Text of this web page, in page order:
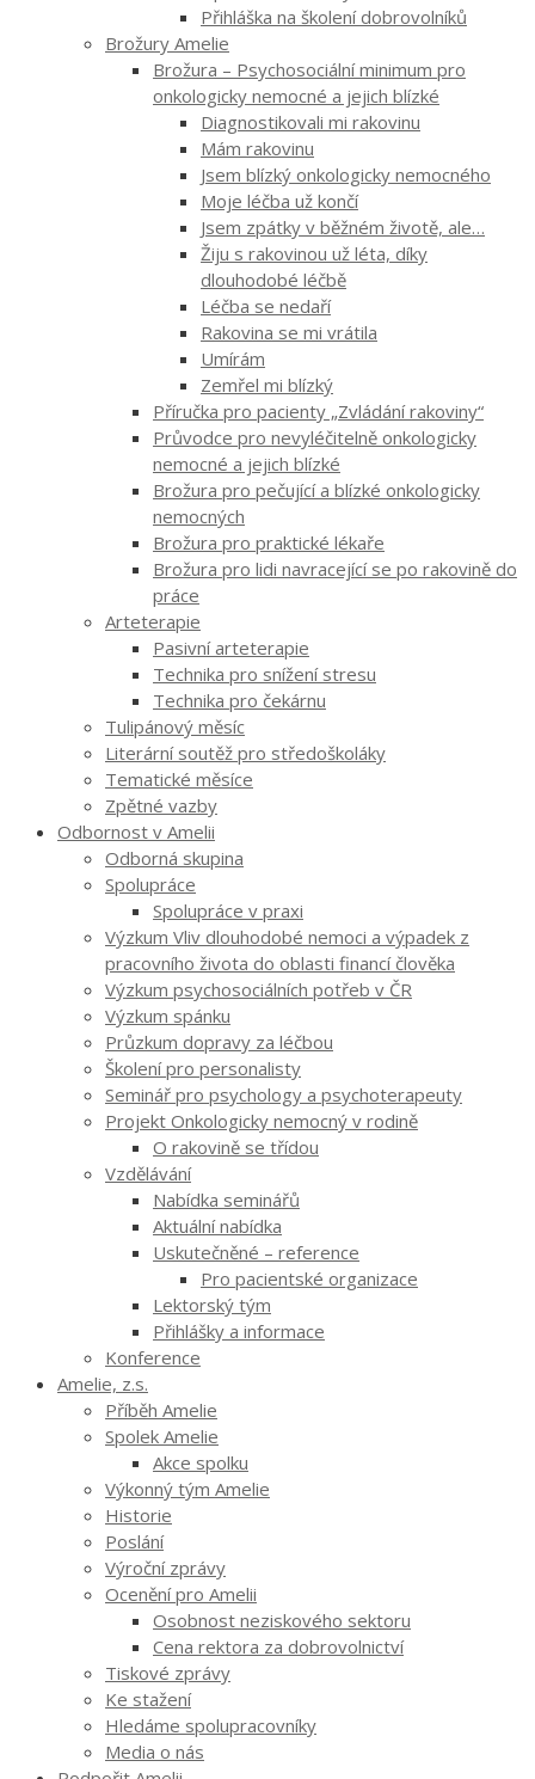
Přihláška na školení dobrovolníků
Brožury Amelie
Brožura – Psychosociální minimum pro
onkologicky nemocné a jejich blízké
Diagnostikovali mi rakovinu
Mám rakovinu
Jsem blízký onkologicky nemocného
Moje léčba už končí
Jsem zpátky v běžném životě, ale…
Žiju s rakovinou už léta, díky
dlouhodobé léčbě
Léčba se nedaří
Rakovina se mi vrátila
Umírám
Zemřel mi blízký
Příručka pro pacienty „Zvládání rakoviny“
Průvodce pro nevyléčitelně onkologicky
nemocné a jejich blízké
Brožura pro pečující a blízké onkologicky
nemocných
Brožura pro praktické lékaře
Brožura pro lidi navracející se po rakovině do
práce
Arteterapie
Pasivní arteterapie
Technika pro snížení stresu
Technika pro čekárnu
Tulipánový měsíc
Literární soutěž pro středoškoláky
Tematické měsíce
Zpětné vazby
Odbornost v Amelii
Odborná skupina
Spolupráce
Spolupráce v praxi
Výzkum Vliv dlouhodobé nemoci a výpadek z
pracovního života do oblasti financí člověka
Výzkum psychosociálních potřeb v ČR
Výzkum spánku
Průzkum dopravy za léčbou
Školení pro personalisty
Seminář pro psychology a psychoterapeuty
Projekt Onkologicky nemocný v rodině
O rakovině se třídou
Vzdělávání
Nabídka seminářů
Aktuální nabídka
Uskutečněné – reference
Pro pacientské organizace
Lektorský tým
Přihlášky a informace
Konference
Amelie, z.s.
Příběh Amelie
Spolek Amelie
Akce spolku
Výkonný tým Amelie
Historie
Poslání
Výroční zprávy
Ocenění pro Amelii
Osobnost neziskového sektoru
Cena rektora za dobrovolnictví
Tiskové zprávy
Ke stažení
Hledáme spolupracovníky
Media o nás